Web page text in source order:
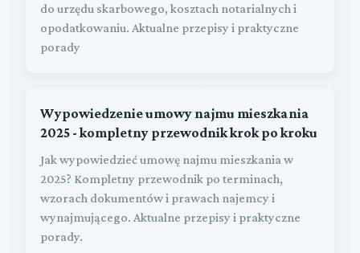
do urzędu skarbowego, kosztach notarialnych i
opodatkowaniu. Aktualne przepisy i praktyczne
porady
Wypowiedzenie umowy najmu mieszkania
2025 - kompletny przewodnik krok po kroku
Jak wypowiedzieć umowę najmu mieszkania w
2025? Kompletny przewodnik po terminach,
wzorach dokumentów i prawach najemcy i
wynajmującego. Aktualne przepisy i praktyczne
porady.